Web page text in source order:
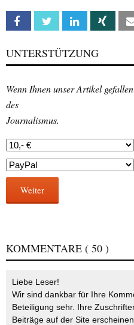
Facebook Twitter Linkedin Xing
UNTERSTÜTZUNG
Wenn Ihnen unser Artikel
des
Journalismus.
Weiter
KOMMENTARE ( 50 )
Liebe Leser!
Wir sind dankbar für Ihre
Beteiligung sehr. Ihre
Beiträge auf der Site